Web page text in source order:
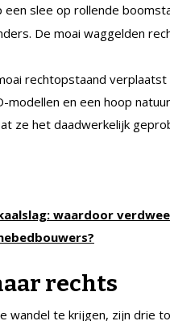
slee op rollende
De moai waggelden
rechtopstaand
en een hoop
ze het daadwerkelijk
waardoor
rechts
wandel te krijgen, zijn drie